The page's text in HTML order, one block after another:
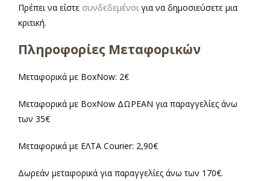
Πρέπει να είστε συνδεδεμένοιγια να δημοσιεύσετε μια
κριτική.
Πληροφορίες Μεταφορικών
Μεταφορικά με BoxNow: 2€
Μεταφορικά με BoxNow ΔΩΡΕΑΝ για παραγγελίες άνω
των 35€
Μεταφορικά με ΕΛΤΑ Courier: 2,90€
Δωρεάν μεταφορικά για παραγγελίες άνω των 170€.